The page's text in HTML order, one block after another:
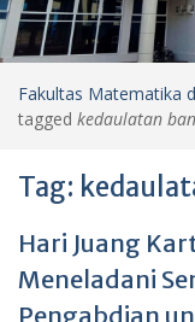
Fakultas Matematika
tagged kedaulatan
Tag:
Hari Juang
Meneladani
Pengabdian